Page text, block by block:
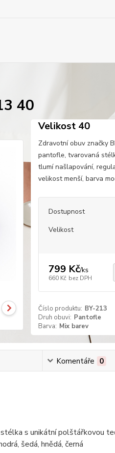
40
Velikost 40
Zdravotní obuv značky
pantofle, tvarovaná
tlumí našlapování,
velikost menší, barva
Dostupnost
Velikost
799 Kč/ks
660 Kč bez DPH
Číslo produktu: BY-213
Druh obuvi: Pantofle
Barva: Mix barev
Komentáře 0
s unikátní polštářkovou
šedá, hnědá, černá